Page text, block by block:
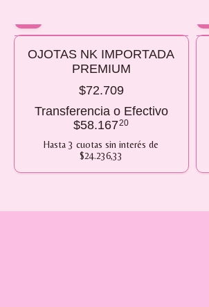
COMPRANDO 2 O MÁS
OJOTAS NK IMPORTADA
PREMIUM
$72.709
Transferencia o Efectivo
$58.16720
Hasta3 cuotas sin interésde
$24.236,33